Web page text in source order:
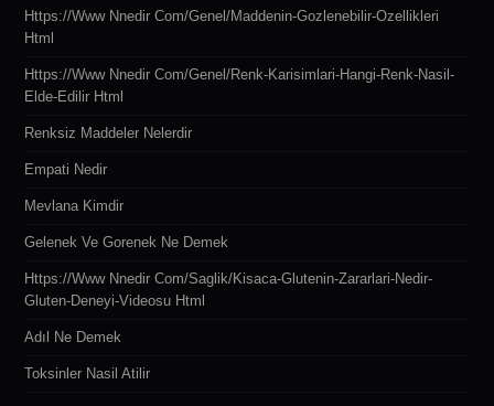
Https://www Nnedir Com/genel/maddenin-Gozlenebilir-Ozellikleri
Html
Https://www Nnedir Com/genel/renk-Karisimlari-Hangi-Renk-Nasil-
Elde-Edilir Html
Renksiz Maddeler Nelerdir
Empati Nedir
Mevlana Kimdir
Gelenek Ve Gorenek Ne Demek
Https://www Nnedir Com/saglik/kisaca-Glutenin-Zararlari-Nedir-
Gluten-Deneyi-Videosu Html
Adıl Ne Demek
Toksinler Nasil Atilir